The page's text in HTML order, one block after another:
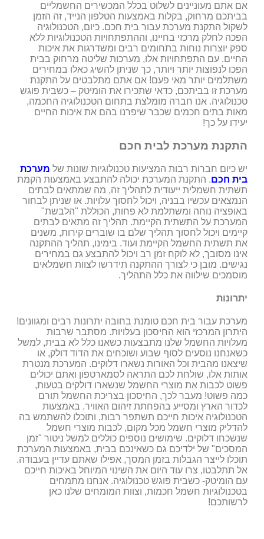
אם אתם מעוניינים לשלוט בכלל המכשירים החשמליים
בביתכם מרחוק, בקלות באמצעות הטלפון הנייד, זה הזמן
לשקול התקנת מערכת עבור בית חכם. כיום, הטכנולוגיה
הפכה לחלק מרכזי בחיינו, וההתפתחויות הטכנולוגיות ללא
ספק יוצרות נוחות בתחומים רבים ומשדרגות את איכות
החיים. עם התפתחויות אלו, מערכות שליטה מרחוק בבית
הפכו לנפוצות יותר ויותר, כך שניתן להשיג כאלו במחירים
משתלמים יותר מאי פעם! אם אתם מתלבטים על התקנת
מערכת זו בביתכם, כדאי שתכירו את הומיטק – כשבית פוגש
טכנולוגיה. אנו חברה מומלצת בתחום הטכנולוגיה החכמה,
מאות בתים חכמים שכבר שיפרנו בהם את איכות החיים
יעידו על כך!
התקנת מערכת לבית חכם
יש כיום חברות רבות המציעות טכנולוגיות שונות של מערכת
בית חכם. התקנת המערכת יכולה להתבצע באמצעות הקמת
תשתית חשמלית ייעודית לתהליך זה, מה שמתאים לבתים
הנמצאים עכשיו בבניה, ויכול לחסוך עלויות. או שניתן לבחור
באופציה נוחה ומשתלמת לא פחות, הכוללת "הלבשת"
המערכת על התשתית הקיימת. תהליך זה מתאים לבתים
קיימים ויכול לחסוך תהליך שלם בו שוברים קירות, משנים
את תשתית החשמל הקיימת ועוד. בימינו, תהליך ההתקנה
אינו מסובך, לא לוקח זמן רב ויכול להתבצע גם במחירים
נגישים. מובן כי לצורך ההתקנה תידרשו לצוות חשמלאים
מוסמכים שילווה את כלל התהליך.
יתרונות
מערכת עבור בית חכם טומנת בחובה יתרונות רבים ומגוונים!
היתרון המרכזי הוא החיסכון בעלויות. מסתבר שרבות
מעלויות החשמל שלנו מתבצעות כשאנו כלל לא בבית, למשל
כשאנחנו נוסעים לסוף שבוע ושוכחים את הדוד דולק, או
שיצאנו מהבית וכל האורות נשארו דלוקים. המערכת מנטרת
אותות אלו, שולחת לכם התראה לסמארטפון ואתם יכולים
פשוט לכבות את מוצרי החשמל שנשארו דולקים בטעות,
כמה פשוט! מעבר לכך, החיסכון בצריכת החשמל תורם
לכדור הארץ ומסייע בהפחתת זיהום האוויר. באמצעות
הטכנולוגיה איכות חייכם תשתפר רבות, ותוכלו להשתמש בה
להדליק מוצרי חשמל מכל מקום, לכבות מוצרי חשמל
שנשכחו דלוקים. שימושים נוספים כוללים למשל ניטור "זמן
המסכים" של ילדיכם גם כשאינכם בבית, באמצעות המערכת
תוכלו לייצר הגבלות בזמן המסך, אפילו שאתם עדיין בעבודה.
אל תתלבטו, צרו עוד היום את השינוי המיוחל באיכות חייכם
עם הומיטק- כשבית פוגש טכנולוגיה. אנחנו מתמחים
בטכנולוגיות חשמל חכמות, וצוות המומחים שלנו כאן
לרשותכם!